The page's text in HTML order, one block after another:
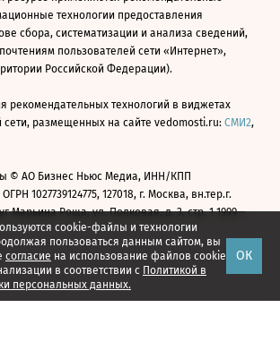
cookie-файлы и технологии
пользоваться данным сайтом, вы
согласие на использование файлов cookie
в соответствии с Политикой в
персональных данных.
ОК
технологии предоставления
сбора, систематизации и анализа сведений,
пользователей сети «Интернет»,
Российской Федерации).
рекомендательных технологий в виджетах
размещенных на сайте vedomosti.ru: СМИ2,
© АО Бизнес Ньюс Медиа, ИНН/КПП
ОГРН 1027739124775, 127018, г. Москва, вн.тер.г.
Марьина Роща, ул. Полковая, д. 3, стр. 1 1999—